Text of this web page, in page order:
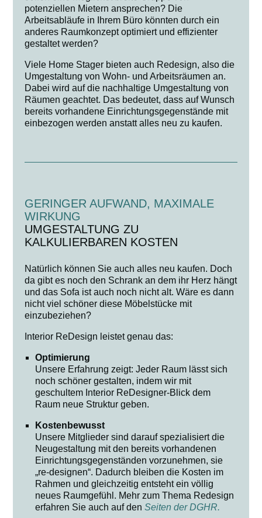
potenziellen Mietern ansprechen? Die
Arbeitsabläufe in Ihrem Büro könnten durch ein
anderes Raumkonzept optimiert und effizienter
gestaltet werden?
Viele Home Stager bieten auch Redesign, also die
Umgestaltung von Wohn- und Arbeitsräumen an.
Dabei wird auf die nachhaltige Umgestaltung von
Räumen geachtet. Das bedeutet, dass auf Wunsch
bereits vorhandene Einrichtungsgegenstände mit
einbezogen werden anstatt alles neu zu kaufen.
GERINGER AUFWAND, MAXIMALE
WIRKUNG
UMGESTALTUNG ZU
KALKULIERBAREN KOSTEN
Natürlich können Sie auch alles neu kaufen. Doch
da gibt es noch den Schrank an dem ihr Herz hängt
und das Sofa ist auch noch nicht alt. Wäre es dann
nicht viel schöner diese Möbelstücke mit
einzubeziehen?
Interior ReDesign leistet genau das:
Optimierung
Unsere Erfahrung zeigt: Jeder Raum lässt sich
noch schöner gestalten, indem wir mit
geschultem Interior ReDesigner-Blick dem
Raum neue Struktur geben.
Kostenbewusst
Unsere Mitglieder sind darauf spezialisiert die
Neugestaltung mit den bereits vorhandenen
Einrichtungsgegenständen vorzunehmen, sie
„re-designen“. Dadurch bleiben die Kosten im
Rahmen und gleichzeitig entsteht ein völlig
neues Raumgefühl. Mehr zum Thema Redesign
erfahren Sie auch auf denSeiten der DGHR.